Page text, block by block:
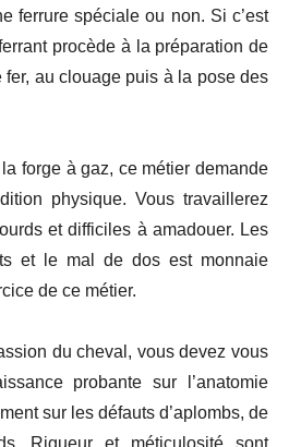
ferrure spéciale ou non. Si c’est
procède à la préparation de
au clouage puis à la pose des
forge à gaz, ce métier demande
physique. Vous travaillerez
et difficiles à amadouer. Les
et le mal de dos est monnaie
de ce métier.
du cheval, vous devez vous
probante sur l’anatomie
sur les défauts d’aplombs, de
Rigueur et méticulosité sont